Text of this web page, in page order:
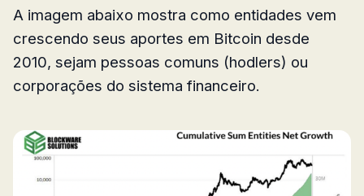
A imagem abaixo mostra como entidades vem
crescendo seus aportes em Bitcoin desde
2010, sejam pessoas comuns (hodlers) ou
corporações do sistema financeiro.